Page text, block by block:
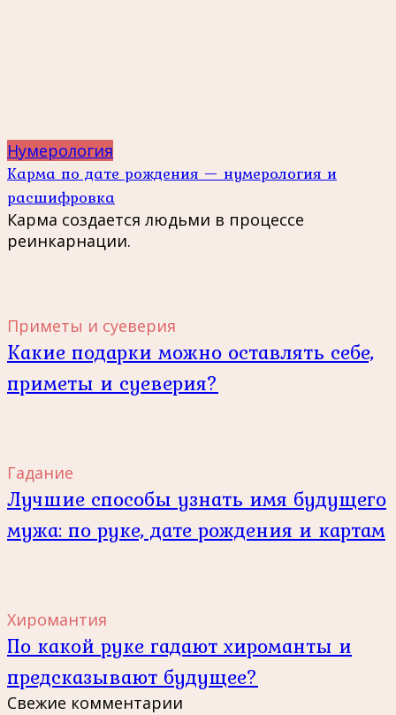
Нумерология
Карма по дате рождения — нумерология и
расшифровка
Карма создается людьми в процессе
реинкарнации.
Приметы и суеверия
Какие подарки можно оставлять себе,
приметы и суеверия?
Гадание
Лучшие способы узнать имя будущего
мужа: по руке, дате рождения и картам
Хиромантия
По какой руке гадают хироманты и
предсказывают будущее?
Свежие комментарии